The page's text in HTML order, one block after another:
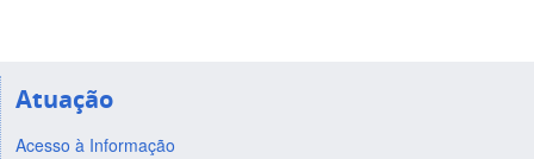
Atuação
Acesso à Informação